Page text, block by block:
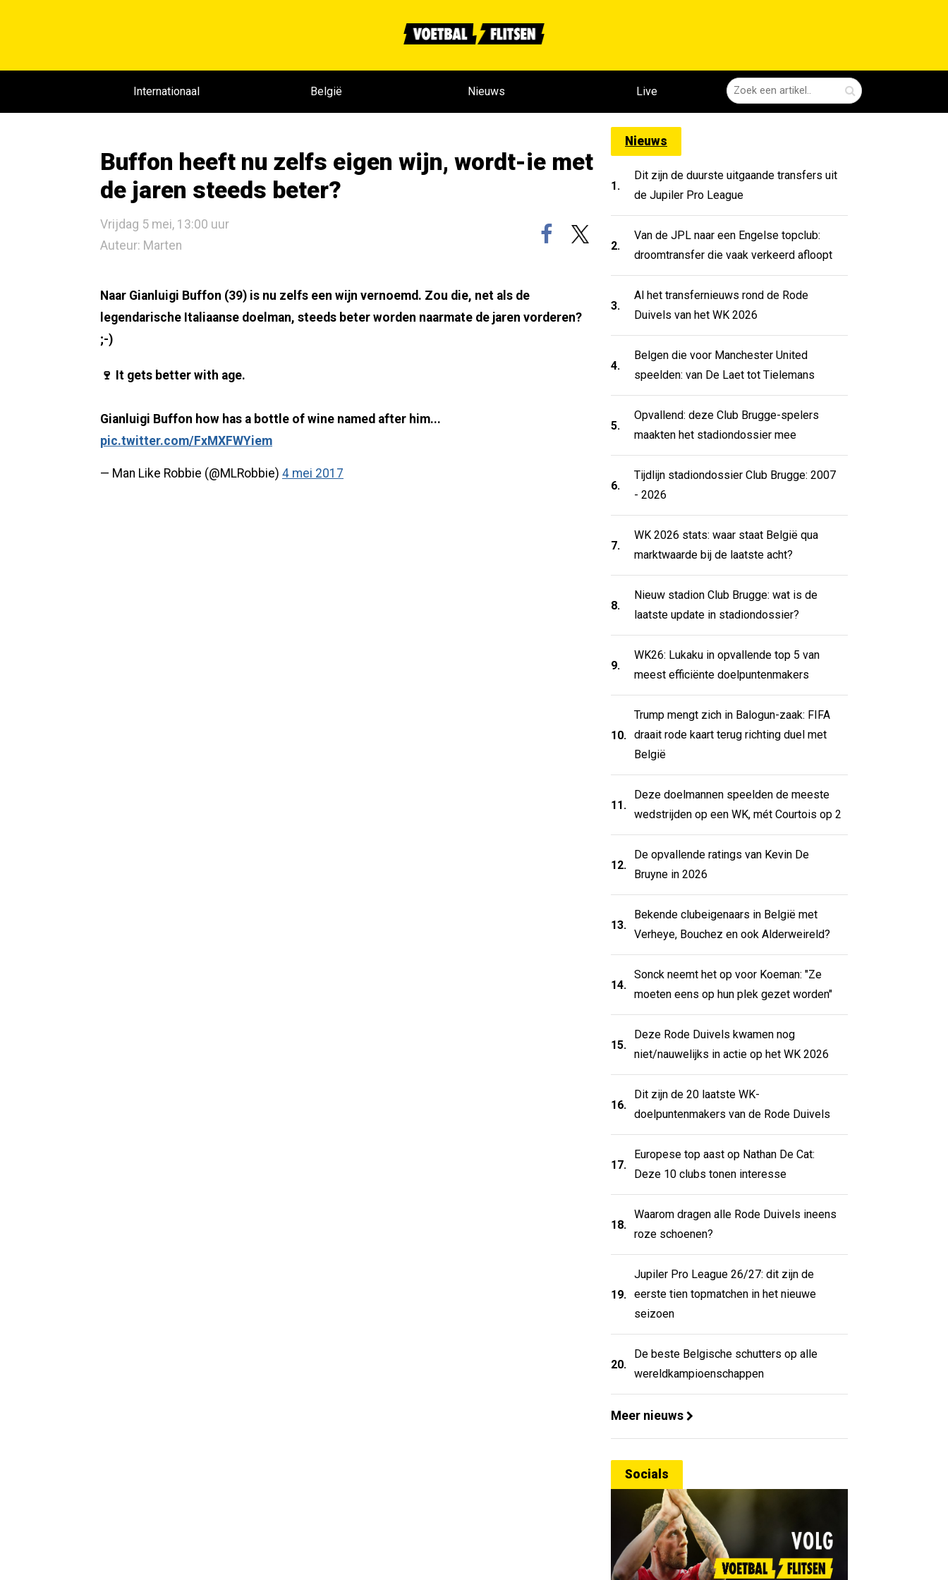
Internationaal België Nieuws Live
Buffon heeft nu zelfs eigen wijn, wordt-ie met
de jaren steeds beter?
Vrijdag 5 mei, 13:00 uur
Auteur: Marten
Naar Gianluigi Buffon (39) is nu zelfs een wijn vernoemd. Zou die, net als de
legendarische Italiaanse doelman, steeds beter worden naarmate de jaren vorderen?
;-)
🍷 It gets better with age.
Gianluigi Buffon how has a bottle of wine named after him...
pic.twitter.com/FxMXFWYiem
— Man Like Robbie (@MLRobbie) 4 mei 2017
Nieuws
1.
Dit zijn de duurste uitgaande transfers uit
de Jupiler Pro League
2.
Van de JPL naar een Engelse topclub:
droomtransfer die vaak verkeerd afloopt
3.
Al het transfernieuws rond de Rode
Duivels van het WK 2026
4.
Belgen die voor Manchester United
speelden: van De Laet tot Tielemans
5.
Opvallend: deze Club Brugge-spelers
maakten het stadiondossier mee
6.
Tijdlijn stadiondossier Club Brugge: 2007
- 2026
7.
WK 2026 stats: waar staat België qua
marktwaarde bij de laatste acht?
8.
Nieuw stadion Club Brugge: wat is de
laatste update in stadiondossier?
9.
WK26: Lukaku in opvallende top 5 van
meest efficiënte doelpuntenmakers
10.
Trump mengt zich in Balogun-zaak: FIFA
draait rode kaart terug richting duel met
België
11.
Deze doelmannen speelden de meeste
wedstrijden op een WK, mét Courtois op 2
12.
De opvallende ratings van Kevin De
Bruyne in 2026
13.
Bekende clubeigenaars in België met
Verheye, Bouchez en ook Alderweireld?
14.
Sonck neemt het op voor Koeman: "Ze
moeten eens op hun plek gezet worden"
15.
Deze Rode Duivels kwamen nog
niet/nauwelijks in actie op het WK 2026
16.
Dit zijn de 20 laatste WK-
doelpuntenmakers van de Rode Duivels
17.
Europese top aast op Nathan De Cat:
Deze 10 clubs tonen interesse
18.
Waarom dragen alle Rode Duivels ineens
roze schoenen?
19.
Jupiler Pro League 26/27: dit zijn de
eerste tien topmatchen in het nieuwe
seizoen
20.
De beste Belgische schutters op alle
wereldkampioenschappen
Meer nieuws
Socials